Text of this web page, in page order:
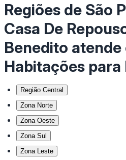
Regiões de São
Casa De
Benedito atende
Habitações para
Região Central
Zona Norte
Zona Oeste
Zona Sul
Zona Leste